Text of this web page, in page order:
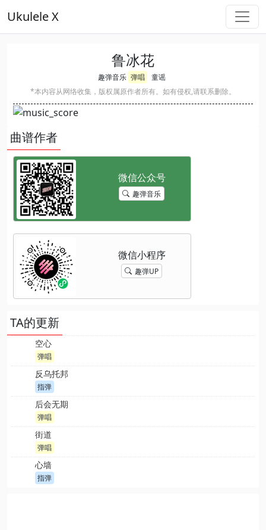
Ukulele X
鲁冰花
趣弹音乐 弹唱
童谣
*本内容从网络收集，版权属原作者所有。如有侵权,请联系删除。
曲谱作者
趣弹音乐
趣弹UP
TA的更新
空心
弹唱
反乌托邦
指弹
后会无期
弹唱
街道
弹唱
心墙
指弹